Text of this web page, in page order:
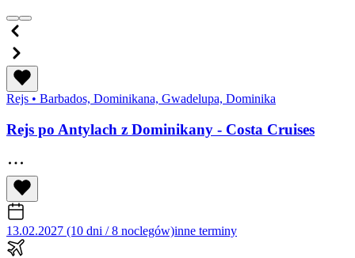
Rejs • Barbados, Dominikana, Gwadelupa, Dominika
Rejs po Antylach z Dominikany - Costa Cruises
13.02.2027 (10 dni / 8 noclegów)inne terminy